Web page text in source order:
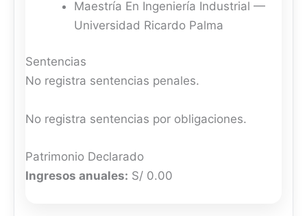
Maestría En Ingeniería Industrial —
Universidad Ricardo Palma
Sentencias
No registra sentencias penales.
No registra sentencias por obligaciones.
Patrimonio Declarado
Ingresos anuales: S/ 0.00